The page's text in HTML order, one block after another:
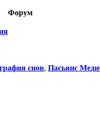
Форум
снов, Пасьянс